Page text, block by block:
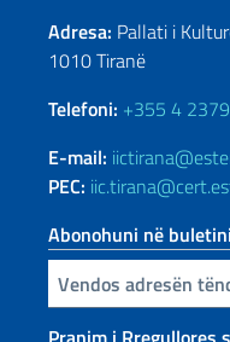
Adresa: Pallati i
1010 Tiranë
Telefoni: +355 4
E-mail:
PEC:
Abonohuni në
Inserisci la tua email